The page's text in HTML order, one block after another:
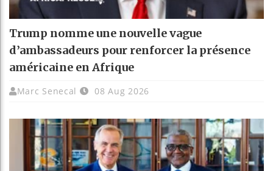
Trump nomme une nouvelle vague
d’ambassadeurs pour renforcer la présence
américaine en Afrique
Marc Senecal 08 Aug 2026